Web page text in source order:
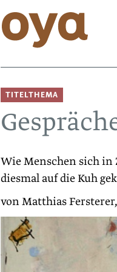
TITELTHEMA
Wie Menschen sich
diesmal auf die Kuh
von Matthias